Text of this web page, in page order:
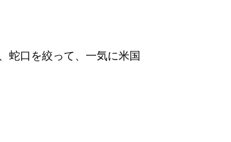
蛇口を絞って、一気に米国